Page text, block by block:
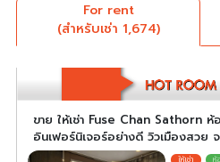
For rent
(สำหรับเช่า 1,674)
ขาย ให้เช่า Fuse Chan Sathorn
อินเฟอร์นิเจอร์อย่างดี วิวเมืองสวย